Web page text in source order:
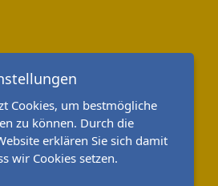
Cookies, um bestmögliche
zu können. Durch die
erklären Sie sich damit
wir Cookies setzen.